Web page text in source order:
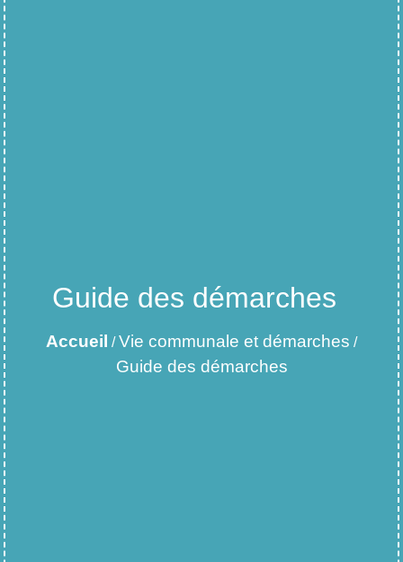
Guide des démarches
Accueil /Vie communale et démarches /
Guide des démarches